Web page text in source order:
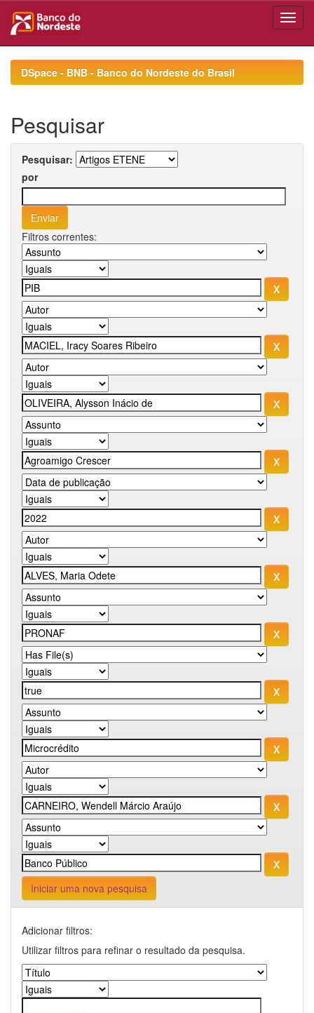
navigationDSpace - BNB - Banco do Nordeste do Brasil
Pesquisar
Pesquisar:
por
Filtros correntes:
Iniciar uma nova pesquisa
Adicionar filtros:
Utilizar filtros para refinar o resultado da pesquisa.